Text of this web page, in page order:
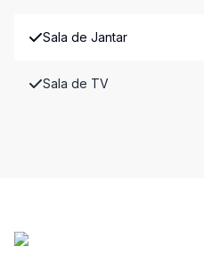
Sala de Jantar
Sala de TV